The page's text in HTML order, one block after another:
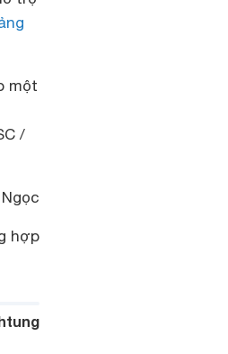
một
/
hợp